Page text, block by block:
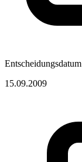
Entscheidungsdatum
15.09.2009